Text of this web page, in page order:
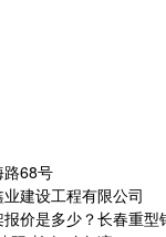
路68号
建设工程有限公司
价是多少？长春重